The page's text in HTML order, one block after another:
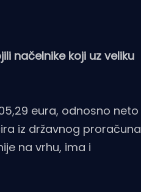
načelnike koji uz veliku
eura, odnosno neto
iz državnog proračuna
na vrhu, ima i